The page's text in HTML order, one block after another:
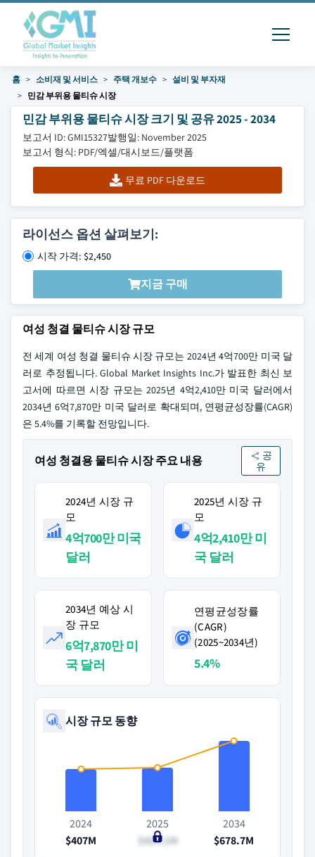
홈 소비재 및 서비스 주택 개보수
설비 및 부자재
민감 부위용 물티슈 시장
민감 부위용 물티슈 시장 크기 및 공유 2025 - 2034
보고서 ID: GMI15327발행일: November 2025
보고서 형식: PDF/엑셀/대시보드/플랫폼
무료 PDF 다운로드
라이선스 옵션 살펴보기:
시작 가격: $2,450
지금 구매
여성 청결 물티슈 시장 규모
전 세계 여성 청결 물티슈 시장 규모는 2024년 4억700만 미국 달
러로 추정됩니다. Global Market Insights Inc.가 발표한 최신 보
고서에 따르면 시장 규모는 2025년 4억2,410만 미국 달러에서
2034년 6억7,870만 미국 달러로 확대되며, 연평균성장률(CAGR)
은 5.4%를 기록할 전망입니다.
여성 청결용 물티슈 시장 주요 내용
공
유
2024년 시장 규
모
4억700만 미국
달러
2025년 시장 규
모
4억2,410만 미
국 달러
2034년 예상 시
장 규모
6억7,870만 미
국 달러
연평균성장률
(CAGR)
(2025~2034년)
5.4%
시장 규모 동향
2024
$407M
2025
$424.1M
2034
$678.7M